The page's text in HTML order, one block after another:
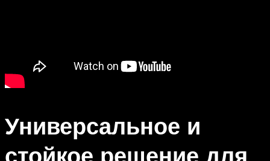
Универсальное и